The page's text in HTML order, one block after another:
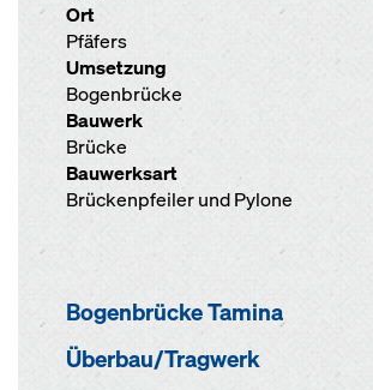
Ort
Pfäfers
Umsetzung
Bogenbrücke
Bauwerk
Brücke
Bauwerksart
Brückenpfeiler und Pylone
Bogenbrücke Tamina
Überbau/Tragwerk